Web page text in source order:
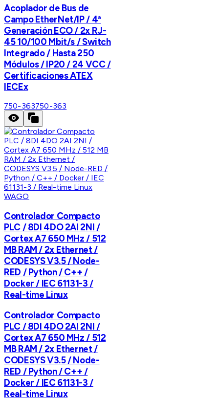
Acoplador de Bus de
Campo EtherNet/IP / 4ª
Generación ECO / 2x RJ-
45 10/100 Mbit/s / Switch
Integrado / Hasta 250
Módulos / IP20 / 24 VCC /
Certificaciones ATEX
IECEx
750-363750-363
WAGO
Controlador Compacto
PLC / 8DI 4DO 2AI 2NI /
Cortex A7 650 MHz / 512
MB RAM / 2x Ethernet /
CODESYS V3.5 / Node-
RED / Python / C++ /
Docker / IEC 61131-3 /
Real-time Linux
Controlador Compacto
PLC / 8DI 4DO 2AI 2NI /
Cortex A7 650 MHz / 512
MB RAM / 2x Ethernet /
CODESYS V3.5 / Node-
RED / Python / C++ /
Docker / IEC 61131-3 /
Real-time Linux